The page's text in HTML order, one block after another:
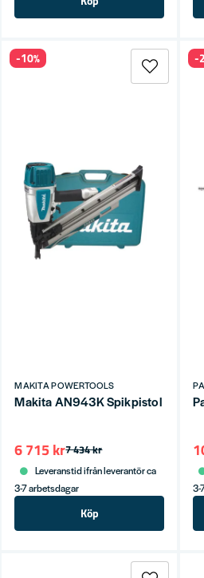
MAKITA POWERTOOLS
Makita AN943K Spikpistol
7 434 kr
6 715 kr
Leveranstid ifrån leverantör ca
3-7 arbetsdagar
Köp
-10%
3-
-